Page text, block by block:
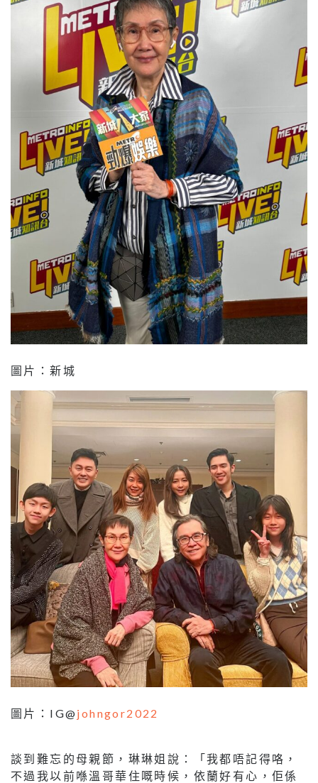
圖片：新城
圖片：IG@ johngor2022
談到難忘的母親節，琳琳姐說：「我都唔記得咯，
不過我以前喺溫哥華住嘅時候，依蘭好有心，佢係